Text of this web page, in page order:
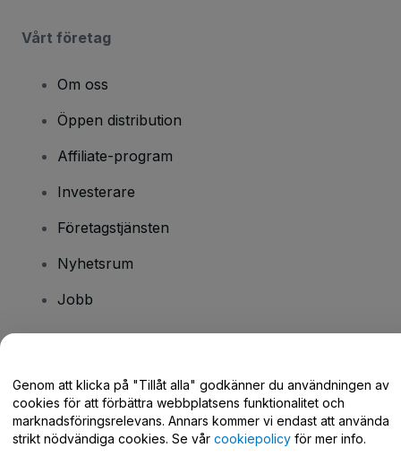
Vårt företag
Om oss
Öppen distribution
Affiliate-program
Investerare
Företagstjänsten
Nyhetsrum
Jobb
Hjälpcenter / Kontakta oss
Genom att klicka på "Tillåt alla" godkänner du användningen av
cookies för att förbättra webbplatsens funktionalitet och
marknadsföringsrelevans. Annars kommer vi endast att använda
strikt nödvändiga cookies. Se vår cookiepolicy för mer info.